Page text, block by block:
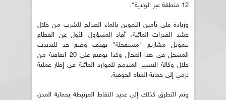
12 منطقة عبر الولاية".
وزيادة على تأمين التموين بالماء الصالح للشرب من خلال
حشد القدرات المائية، أفاد المسؤول الأول عن القطاع
بتمويل مشاريع "مستعجلة" بهدف وضع حد للتذبذب
المسجل في هذا المجال وكذا توقيع على 20 اتفاقية من
خلال وكالة التسيير المندمج للموارد المائية في إطار عملية
ترمي إلى حماية المياه الجوفية.
وتم التطرق كذلك إلى عديد النقاط المرتبطة بحماية المدن